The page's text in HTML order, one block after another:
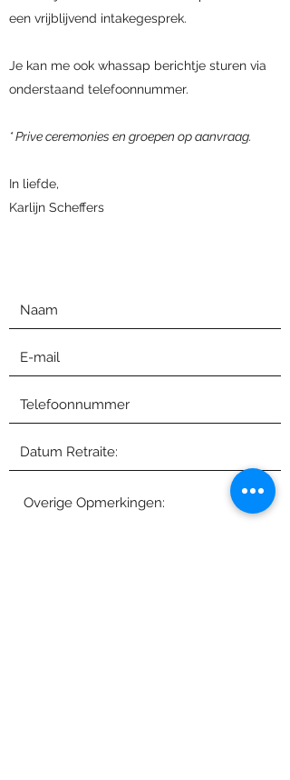
een vrijblijvend intakegesprek.
Je kan me ook whassap berichtje sturen via
onderstaand telefoonnummer.
* Prive ceremonies en groepen op aanvraag.
In liefde,
Karlijn Scheffers